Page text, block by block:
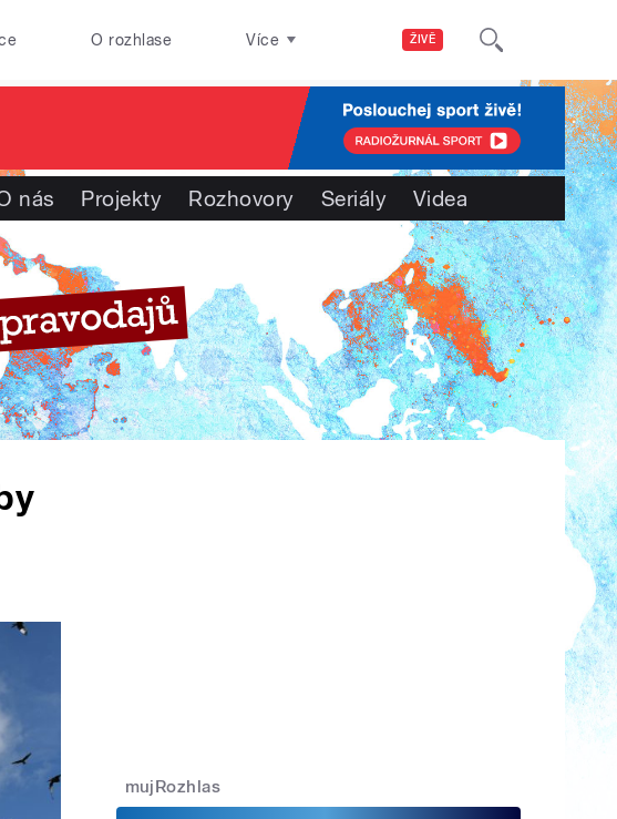
ŽIVĚ
O rozhlase Více
nás Projekty Rozhovory Seriály Videa
mujRozhlas